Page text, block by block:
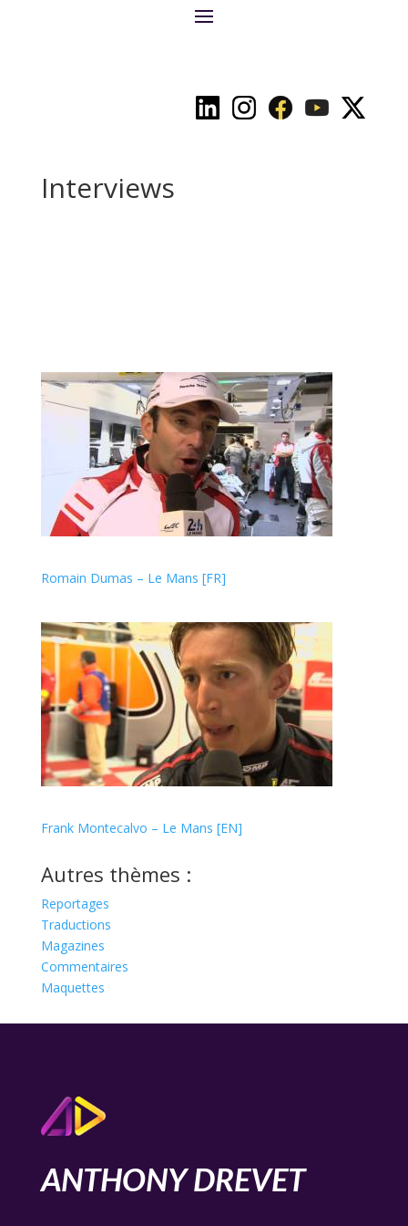
Interviews
Romain Dumas – Le Mans [FR]
Frank Montecalvo – Le Mans [EN]
Autres thèmes :
Reportages
Traductions
Magazines
Commentaires
Maquettes
ANTHONY DREVET